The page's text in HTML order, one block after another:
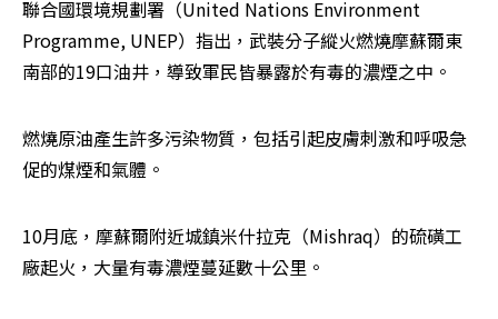
聯合國環境規劃署（United Nations Environment
Programme, UNEP）指出，武裝分子縱火燃燒摩蘇爾東
南部的19口油井，導致軍民皆暴露於有毒的濃煙之中。
燃燒原油產生許多污染物質，包括引起皮膚刺激和呼吸急
促的煤煙和氣體。
10月底，摩蘇爾附近城鎮米什拉克（Mishraq）的硫磺工
廠起火，大量有毒濃煙蔓延數十公里。